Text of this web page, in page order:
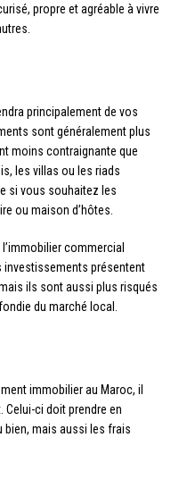
propre et agréable à vivre
principalement de vos
sont généralement plus
moins contraignante que
les villas ou les riads
si vous souhaitez les
ou maison d’hôtes.
commercial
investissements présentent
ils sont aussi plus risqués
du marché local.
immobilier au Maroc, il
ci doit prendre en
bien, mais aussi les frais